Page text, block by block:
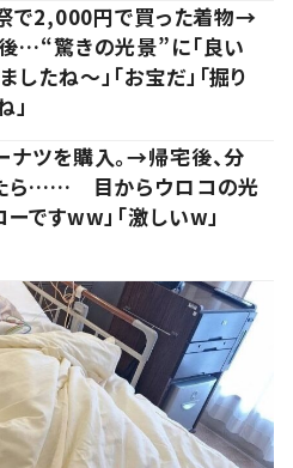
で2,000円で買った着物→
…“驚きの光景”に「良い
したね～」「お宝だ」「掘り
」
ナツを購入。→帰宅後、分
たら…… 目からウロコの光
ーですww」「激しいw」